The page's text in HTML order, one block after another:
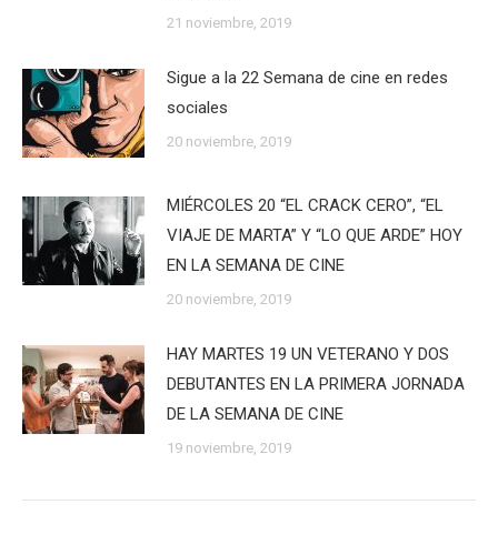
21 noviembre, 2019
Sigue a la 22 Semana de cine en redes
sociales
20 noviembre, 2019
MIÉRCOLES 20 “EL CRACK CERO”, “EL
VIAJE DE MARTA” Y “LO QUE ARDE” HOY
EN LA SEMANA DE CINE
20 noviembre, 2019
HAY MARTES 19 UN VETERANO Y DOS
DEBUTANTES EN LA PRIMERA JORNADA
DE LA SEMANA DE CINE
19 noviembre, 2019